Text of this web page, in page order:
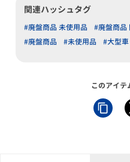
関連ハッシュタグ
#廃盤商品 未使用品 #廃盤商品
#廃盤商品
#未使用品 #大型車
このアイテ